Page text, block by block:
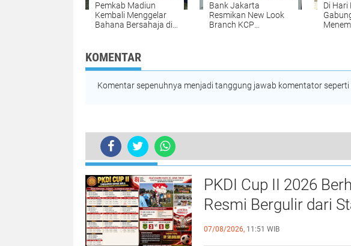
Pemkab Madiun
Kembali Menggelar
Bahana Bersahaja di
Pelayanan Gratis
Bank Jakarta
Resmikan New Look
Branch KCP
Di Hari
KOMENTAR
Komentar sepenuhnya menjadi tanggung jawab komentator
ACTUAL NEWS
PKDI Cup II 2026
Resmi Bergulir dari
Ketua PKDI Jatim:
07/08/2026, 11:51 WIB